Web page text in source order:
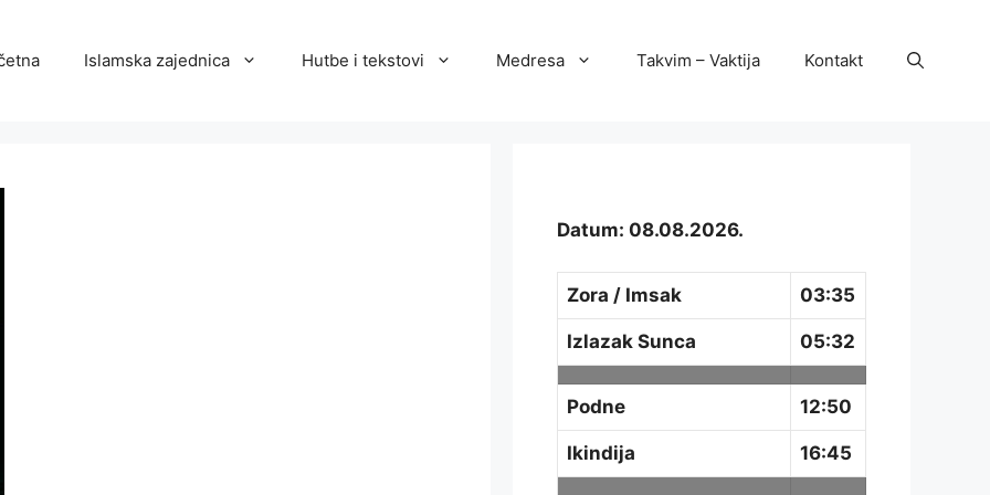
Islamska zajednica Hutbe i tekstovi Medresa Takvim – Vaktija Kontakt
Datum: 08.08.2026.
Zora / Imsak 03:35
Izlazak Sunca 05:32
Podne 12:50
Ikindija 16:45